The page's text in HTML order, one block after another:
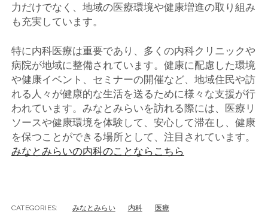
力だけでなく、地域の医療環境や健康増進の取り組み
も充実しています。
特に内科医療は重要であり、多くの内科クリニックや
病院が地域に整備されています。健康に配慮した環境
や健康イベント、セミナーの開催など、地域住民や訪
れる人々が健康的な生活を送るために様々な支援が行
われています。みなとみらいを訪れる際には、医療リ
ソースや健康環境を体験して、安心して滞在し、健康
を保つことができる場所として、注目されています。
みなとみらいの内科のことならこちら
CATEGORIES: みなとみらい 内科 医療